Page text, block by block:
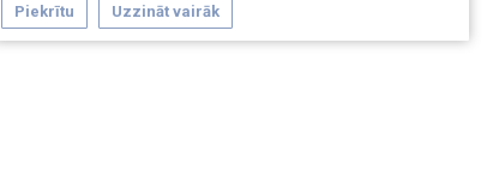
Piekrītu Uzzināt vairāk